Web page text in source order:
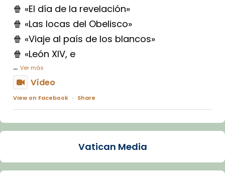
🍿 «El día de la revelación»
🍿 «Las locas del Obelisco»
🍿 «Viaje al país de los blancos»
🍿 «León XIV, e
... Ver más
Vídeo
View on Facebook · Share
Arquebisbat de Barcelona
La Carmina va patir depressió. Fa gairebé
dos mesos, a l'Estadi Lluís Companys, la
Vatican Media